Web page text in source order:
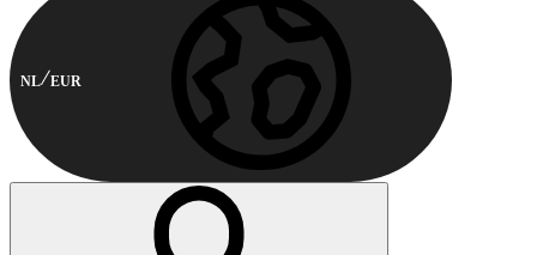
NL EUR